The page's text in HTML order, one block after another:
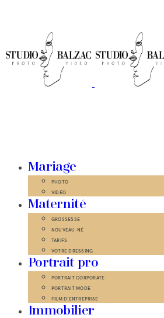
Mariage
PHOTO
VIDÉO
Maternité
GROSSESSE
NOUVEAU-NÉ
TARIFS
VOTRE DRESSING
Portrait pro
PORTRAIT CORPORATE
PORTRAIT MODE
FILM D’ENTREPRISE
Immobilier